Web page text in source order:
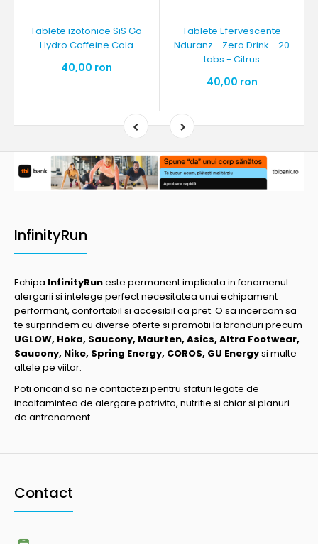
Tablete izotonice SiS Go
Hydro Caffeine Cola
40,00 ron
Tablete Efervescente
Nduranz - Zero Drink - 20
tabs - Citrus
40,00 ron
InfinityRun
Echipa InfinityRuneste permanent implicata in fenomenul
alergarii si intelege perfect necesitatea unui echipament
performant, confortabil si accesibil ca pret. O sa incercam sa
te surprindem cu diverse oferte si promotii la branduri precum
UGLOW, Hoka, Saucony, Maurten, Asics, Altra Footwear,
Saucony, Nike, Spring Energy, COROS, GU Energysi multe
altele pe viitor.
Poti oricand sa ne contactezi pentru sfaturi legate de
incaltamintea de alergare potrivita, nutritie si chiar si planuri
de antrenament.
Contact